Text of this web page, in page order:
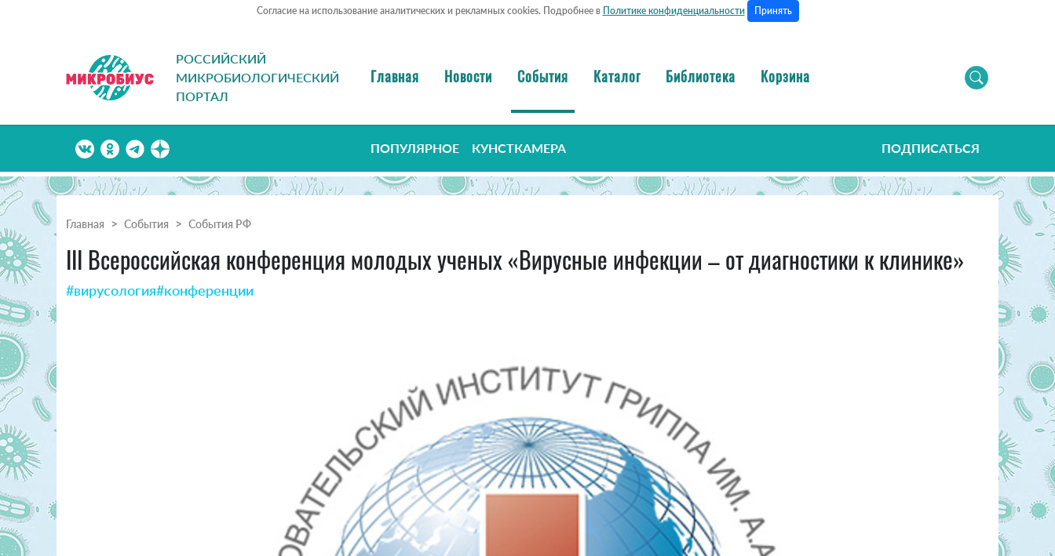
Согласие на использование аналитических и рекламных cookies. Подробнее в Политике конфиденциальности Принять
РОССИЙСКИЙ
МИКРОБИОЛОГИЧЕСКИЙ
ПОРТАЛ
Главная Новости События Каталог Библиотека Корзина
ПОПУЛЯРНОЕ КУНСТКАМЕРА ПОДПИСАТЬСЯ
Главная События События РФ
III Всероссийская конференция молодых ученых «Вирусные инфекции – от диагностики к клинике»
#вирусология#конференции